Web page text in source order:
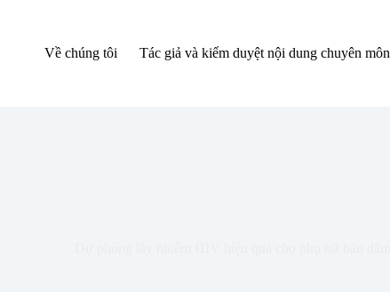
Về chúng tôi Tác giả và kiểm duyệt nội dung chuyên môn